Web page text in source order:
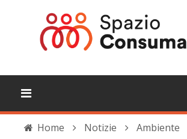
Home Notizie
Ambiente